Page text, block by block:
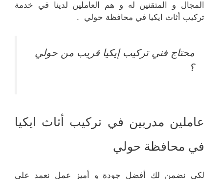
المجال و المتقنين له و هم العاملين لدينا في خدمة
تركيب أثاث ايكيا في محافظة حولي .
محتاج فني تركيب إيكيا قريب من حولي
؟
عاملين مدربين في تركيب أثاث ايكيا
في محافظة حولي
لكي نضمن لك أفضل جودة و أميز عمل نعمد على